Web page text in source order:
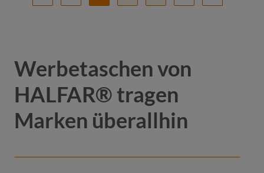
Werbetaschen von
HALFAR® tragen
Marken überallhin